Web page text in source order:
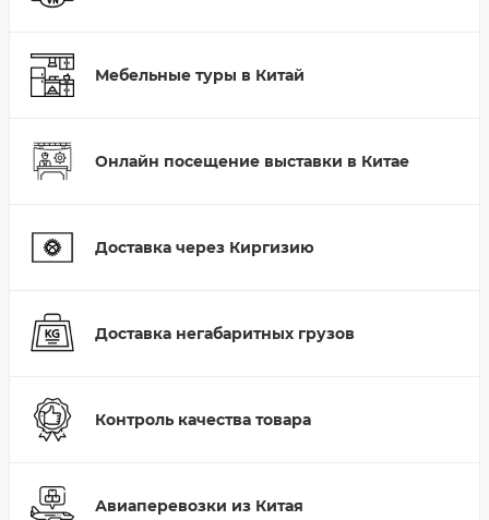
Мебельные туры в Китай
Онлайн посещение выставки в Китае
Доставка через Киргизию
Доставка негабаритных грузов
Контроль качества товара
Авиаперевозки из Китая